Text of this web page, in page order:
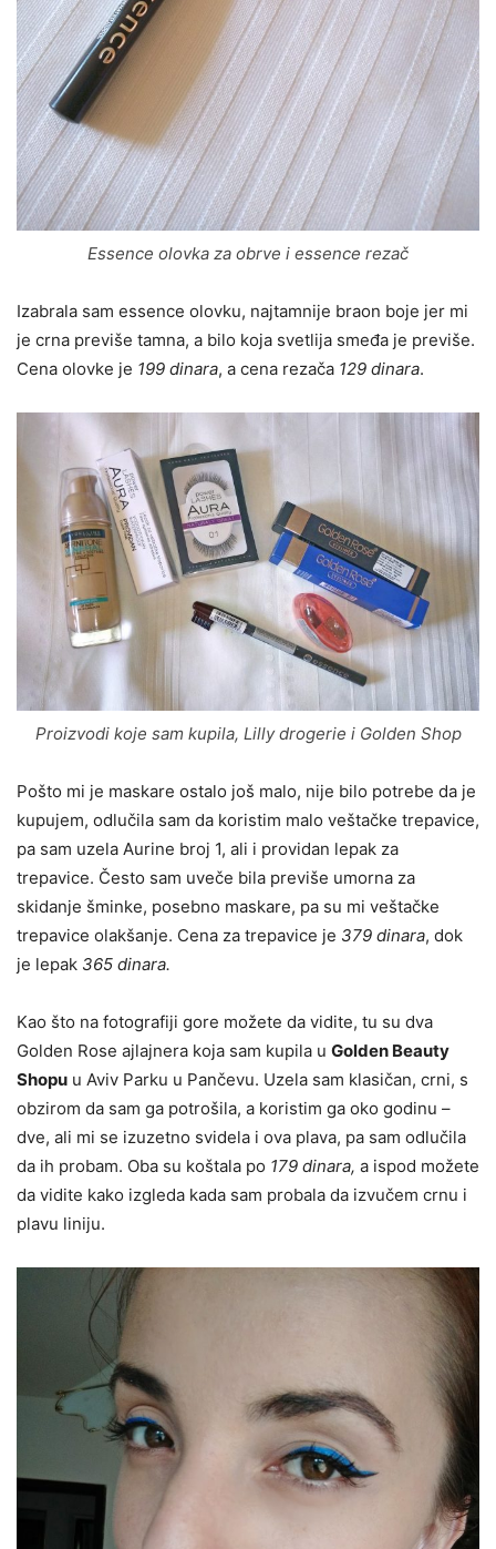
Essence olovka za obrve i essence rezač
Izabrala sam essence olovku, najtamnije braon boje jer mi
je crna previše tamna, a bilo koja svetlija smeđa je previše.
Cena olovke je 199 dinara, a cena rezača 129 dinara.
Proizvodi koje sam kupila, Lilly drogerie i Golden Shop
Pošto mi je maskare ostalo još malo, nije bilo potrebe da je
kupujem, odlučila sam da koristim malo veštačke trepavice,
pa sam uzela Aurine broj 1, ali i providan lepak za
trepavice. Često sam uveče bila previše umorna za
skidanje šminke, posebno maskare, pa su mi veštačke
trepavice olakšanje. Cena za trepavice je 379 dinara, dok
je lepak 365 dinara.
Kao što na fotografiji gore možete da vidite, tu su dva
Golden Rose ajlajnera koja sam kupila u Golden Beauty
Shopu u Aviv Parku u Pančevu. Uzela sam klasičan, crni, s
obzirom da sam ga potrošila, a koristim ga oko godinu –
dve, ali mi se izuzetno svidela i ova plava, pa sam odlučila
da ih probam. Oba su koštala po 179 dinara, a ispod možete
da vidite kako izgleda kada sam probala da izvučem crnu i
plavu liniju.